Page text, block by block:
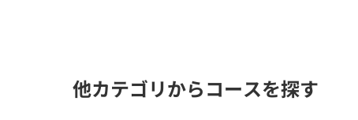
他カテゴリからコースを探す